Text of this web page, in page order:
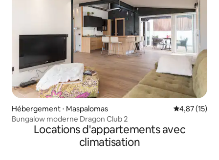
Hébergement ⋅ Maspalomas Évaluation
4,87 (15)
Bungalow moderne Dragon Club 2
Locations d'appartements avec
climatisation